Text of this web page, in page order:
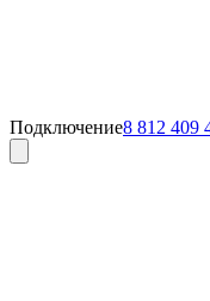
Подключение8 812 409